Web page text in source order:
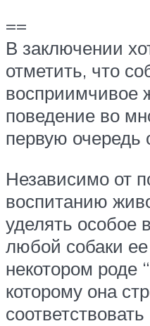
==
В заключении
отметить, что
восприимчивое
поведение во
первую очередь
Независимо от
воспитанию
уделять особое
любой собаки ее
некотором роде
которому она
соответствовать